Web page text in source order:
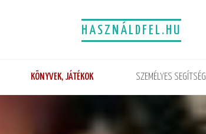
HASZNÁLDFEL.HU
KÖNYVEK, JÁTÉKOK SZEMÉLYES SEGÍTSÉG